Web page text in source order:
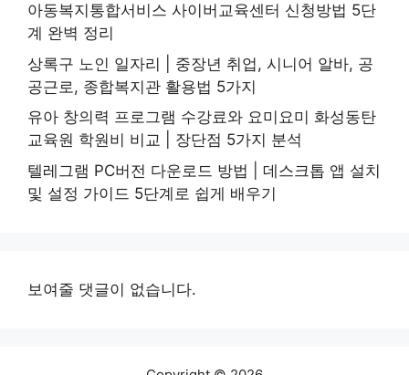
아동복지통합서비스 사이버교육센터 신청방법 5단
계 완벽 정리
상록구 노인 일자리 | 중장년 취업, 시니어 알바, 공
공근로, 종합복지관 활용법 5가지
유아 창의력 프로그램 수강료와 요미요미 화성동탄
교육원 학원비 비교 | 장단점 5가지 분석
텔레그램 PC버전 다운로드 방법 | 데스크톱 앱 설치
및 설정 가이드 5단계로 쉽게 배우기
보여줄 댓글이 없습니다.